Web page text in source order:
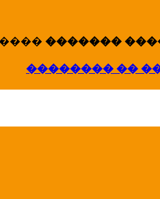
�������
�������� ��